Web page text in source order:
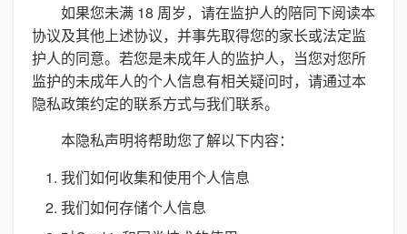
如果您未满 18 周岁，请在监护人的陪同下阅读本
协议及其他上述协议，并事先取得您的家长或法定监
护人的同意。若您是未成年人的监护人，当您对您所
监护的未成年人的个人信息有相关疑问时，请通过本
隐私政策约定的联系方式与我们联系。
本隐私声明将帮助您了解以下内容：
我们如何收集和使用个人信息
我们如何存储个人信息